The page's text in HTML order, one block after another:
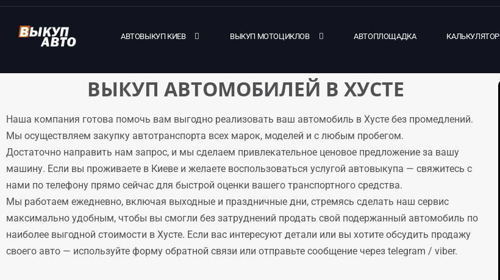
АВТОВЫКУП КИЕВ ВЫКУП МОТОЦИКЛОВ АВТОПЛОЩАДКА КАЛЬКУЛЯТОР
ВЫКУП АВТОМОБИЛЕЙ В ХУСТЕ
Наша компания готова помочь вам выгодно реализовать ваш автомобиль в Хусте без промедлений.
Мы осуществляем закупку автотранспорта всех марок, моделей и с любым пробегом.
Достаточно направить нам запрос, и мы сделаем привлекательное ценовое предложение за вашу
машину. Если вы проживаете в Киеве и желаете воспользоваться услугой автовыкупа — свяжитесь с
нами по телефону прямо сейчас для быстрой оценки вашего транспортного средства.
Мы работаем ежедневно, включая выходные и праздничные дни, стремясь сделать наш сервис
максимально удобным, чтобы вы смогли без затруднений продать свой подержанный автомобиль по
наиболее выгодной стоимости в Хусте. Если вас интересуют детали или вы хотите обсудить продажу
своего авто — используйте форму обратной связи или отправьте сообщение через telegram / viber.